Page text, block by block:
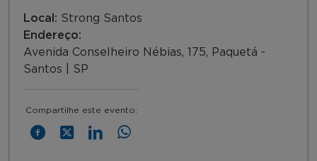
Local: Strong Santos
Endereço:
Avenida Conselheiro Nébias, 175, Paquetá -
Santos | SP
Compartilhe este evento: